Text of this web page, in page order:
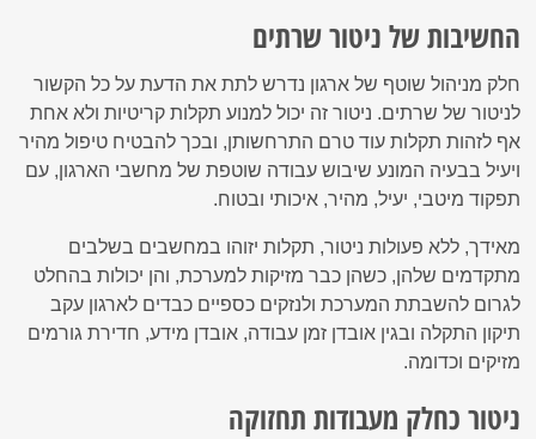
החשיבות של ניטור שרתים
חלק מניהול שוטף של ארגון נדרש לתת את הדעת על כל הקשור
לניטור של שרתים. ניטור זה יכול למנוע תקלות קריטיות ולא אחת
אף לזהות תקלות עוד טרם התרחשותן, ובכך להבטיח טיפול מהיר
ויעיל בבעיה המונע שיבוש עבודה שוטפת של מחשבי הארגון, עם
תפקוד מיטבי, יעיל, מהיר, איכותי ובטוח.
מאידך, ללא פעולות ניטור, תקלות יזוהו במחשבים בשלבים
מתקדמים שלהן, כשהן כבר מזיקות למערכת, והן יכולות בהחלט
לגרום להשבתת המערכת ולנזקים כספיים כבדים לארגון עקב
תיקון התקלה ובגין אובדן זמן עבודה, אובדן מידע, חדירת גורמים
מזיקים וכדומה.
ניטור כחלק מעבודות תחזוקה